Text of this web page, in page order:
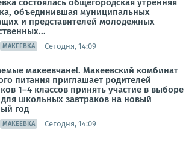
состоялась общегородская утренняя
объединившая муниципальных
и представителей молодежных
МАКЕЕВКА Сегодня, 14:09
макеевчане!. Макеевский комбинат
питания приглашает родителей
1–4 классов принять участие в выборе
школьных завтраков на новый
год
МАКЕЕВКА Сегодня, 14:09